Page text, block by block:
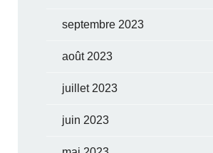
septembre 2023
août 2023
juillet 2023
juin 2023